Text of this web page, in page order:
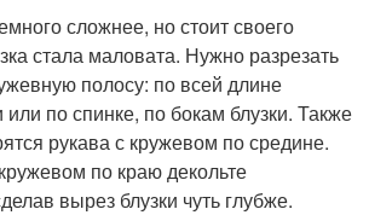
сложнее, но стоит своего
стала маловата. Нужно разрезать
полосу: по всей длине
по спинке, по бокам блузки. Также
рукава с кружевом по средине.
по краю декольте
вырез блузки чуть глубже.